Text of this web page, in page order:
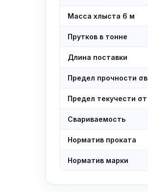
Масса хлыста 6 м
Прутков в тонне
Длина поставки
Предел прочности σв
Предел текучести σт
Свариваемость
Норматив проката
Норматив марки